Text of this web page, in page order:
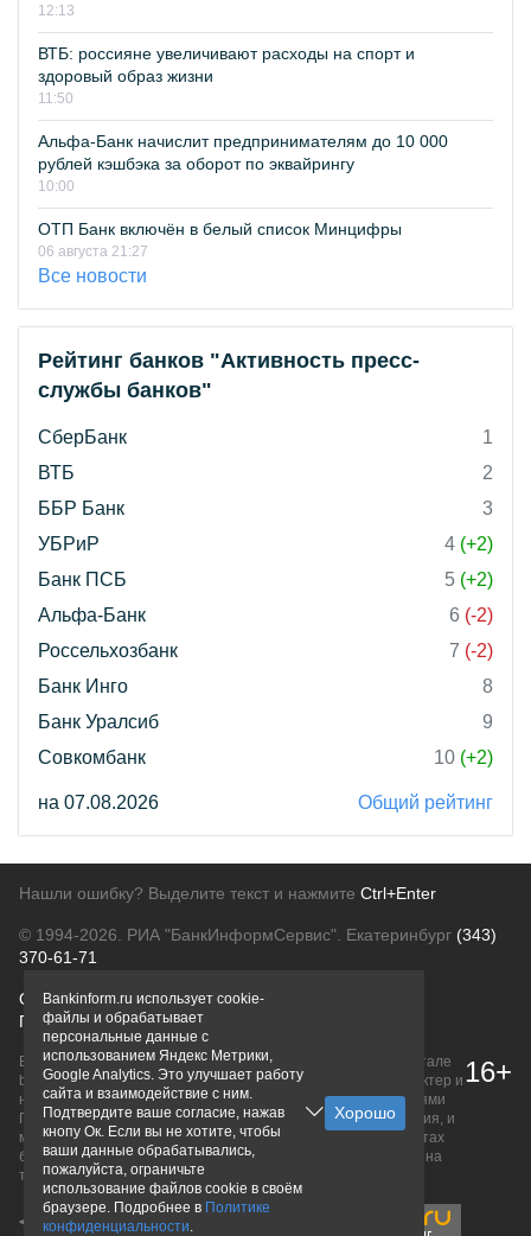
12:13
ВТБ: россияне увеличивают расходы на спорт и
здоровый образ жизни
11:50
Альфа-Банк начислит предпринимателям до 10 000
рублей кэшбэка за оборот по эквайрингу
10:00
ОТП Банк включён в белый список Минцифры
06 августа 21:27
Все новости
Рейтинг банков "Активность пресс-
службы банков"
СберБанк
1
ВТБ
2
ББР Банк
3
УБРиР
4 (+2)
Банк ПСБ
5 (+2)
Альфа-Банк
6 (-2)
Россельхозбанк
7 (-2)
Банк Инго
8
Банк Уралсиб
9
Совкомбанк
10 (+2)
на 07.08.2026 Общий рейтинг
Нашли ошибку? Выделите текст и нажмите Ctrl+Enter
© 1994-2026. РИА "БанкИнформСервис". Екатеринбург (343)
370-61-71
О проектеПолитика конфиденциальности
Правовая информацияДля рекламодателей
Вся информация о продуктах банков, размещенная на портале
bankinform.ru, носит исключительно ознакомительный характер и
не является публичной офертой, определяемой положениями
ГК РФ. Информация не содержит точного и полного описания, и
может быть изменена. Конечные условия уточняйте на сайтах
банков или при личном обращении. Исключительное право на
товарные знаки принадлежит их правообладателям.
16+
Bankinform.ru использует cookie-
файлы и обрабатывает
персональные данные с
использованием Яндекс Метрики,
Google Analytics. Это улучшает работу
сайта и взаимодействие с ним.
Подтвердите ваше согласие, нажав
кнопу Ок. Если вы не хотите, чтобы
ваши данные обрабатывались,
пожалуйста, ограничьте
использование файлов cookie в своём
браузере. Подробнее в Политике
конфиденциальности.